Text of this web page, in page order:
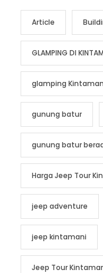
Article
GLAMPING DI
glamping
gunung batur
gunung batur
Harga Jeep Tour
jeep adventure
jeep kintamani
Jeep Tour